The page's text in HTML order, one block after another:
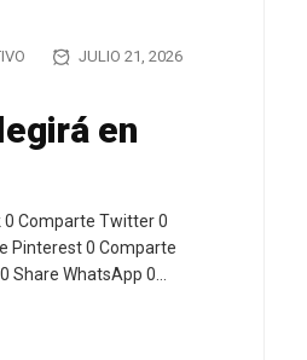
JULIO 21, 2026
en
0 Comparte Twitter 0
Pinterest 0 Comparte
Share WhatsApp 0…